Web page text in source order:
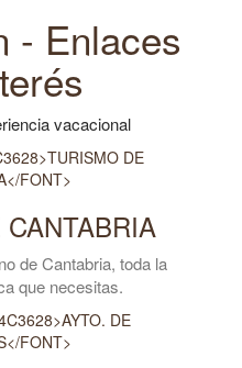
- Enlaces
vacacional
de Cantabria, toda la
que necesitas.